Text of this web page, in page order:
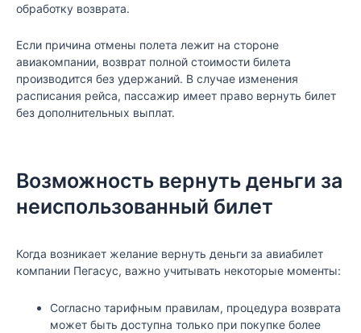
обработку возврата.
Если причина отмены полета лежит на стороне
авиакомпании, возврат полной стоимости билета
производится без удержаний. В случае изменения
расписания рейса, пассажир имеет право вернуть билет
без дополнительных выплат.
Возможность вернуть деньги за
неиспользованный билет
Когда возникает желание вернуть деньги за авиабилет
компании Пегасус, важно учитывать некоторые моменты:
Согласно тарифным правилам, процедура возврата
может быть доступна только при покупке более